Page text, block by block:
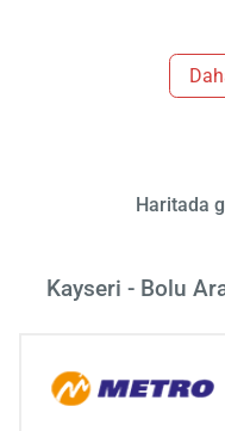
Haritada
Kayseri - Bolu